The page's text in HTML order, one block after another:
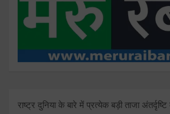
राष्ट्र दुनिया के बारे में प्रत्येक बड़ी ताजा